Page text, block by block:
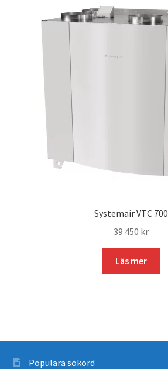
Systemair VTC 700
39 450 kr
Läs mer
Populära sökord